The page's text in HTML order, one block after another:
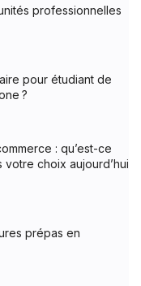
professionnelles
pour étudiant de
?
: qu’est-ce
choix aujourd’hui
prépas en